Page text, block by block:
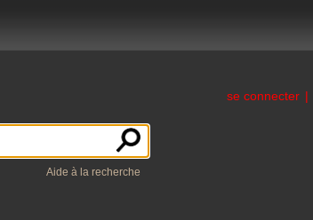
se connecter |
Aide à la recherche